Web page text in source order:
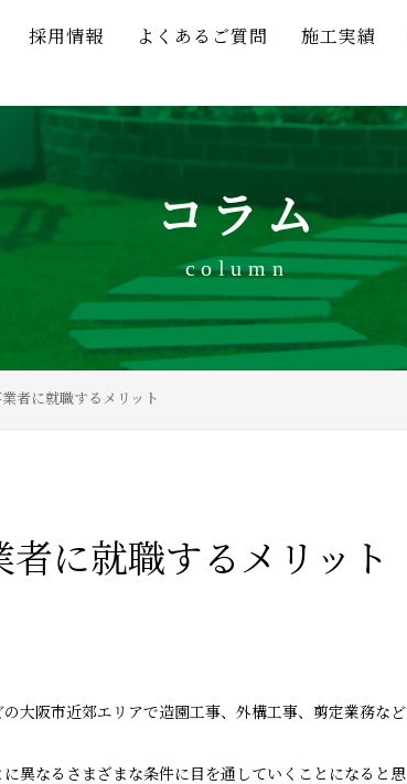
採用情報 よくあるご質問 施工実績
コラム
column
者に就職するメリット
に就職するメリット
大阪市近郊エリアで造園工事、外構工事、剪定業務など
異なるさまざまな条件に目を通していくことになると思